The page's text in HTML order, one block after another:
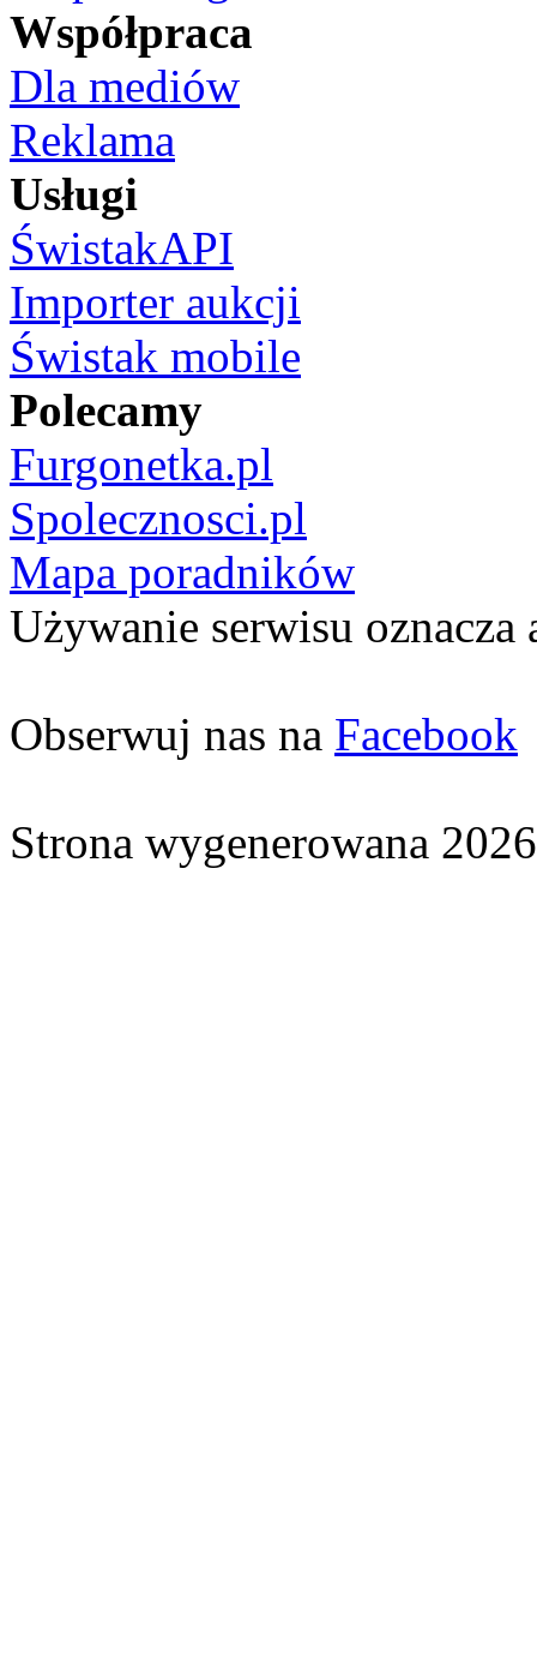
Współpraca
Dla mediów
Reklama
Usługi
ŚwistakAPI
Importer aukcji
Świstak mobile
Polecamy
Furgonetka.pl
Spolecznosci.pl
Mapa poradników
Używanie serwisu oznacza
Obserwuj nas na Facebook
Strona wygenerowana